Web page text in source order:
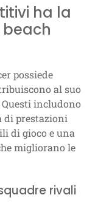
ha la
possiede
al suo
includono
di prestazioni
di gioco e una
migliorano le
rivali